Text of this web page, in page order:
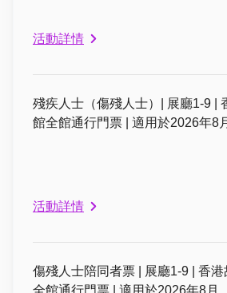
活動詳情
殘疾人士（傷殘人士）| 展廳1-9 |
館全館通行門票 | 適用於2026年8
活動詳情
傷殘人士陪同者票 | 展廳1-9 | 香
全館通行門票 | 適用於2026年8月